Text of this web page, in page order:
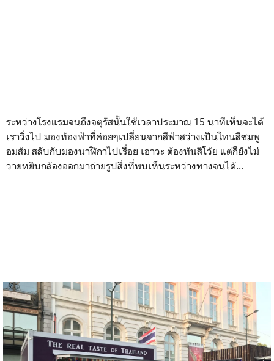
ระหว่างโรงแรมจนถึงจตุรัสนั้นใช้เวลาประมาณ 15 นาทีเห็นจะได้
เราวิ่งไป มองท้องฟ้าที่ค่อยๆเปลี่ยนจากสีฟ้าสว่างเป็นโทนสีชมพู
อมส้ม สลับกับมองนาฬิกาไปเรื่อย เอาวะ ต้องทันสิโว้ย แต่ก็ยังไม่
วายหยิบกล้องออกมาถ่ายรูปสิ่งที่พบเห็นระหว่างทางจนได้...